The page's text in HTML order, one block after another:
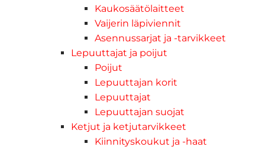
Kaukosäätölaitteet
Vaijerin läpiviennit
Asennussarjat ja -tarvikkeet
Lepuuttajat ja poijut
Poijut
Lepuuttajan korit
Lepuuttajat
Lepuuttajan suojat
Ketjut ja ketjutarvikkeet
Kiinnityskoukut ja -haat